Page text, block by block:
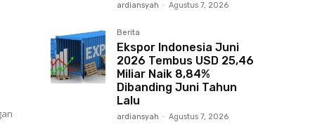
ardiansyah - Agustus 7, 2026
Berita
Ekspor Indonesia Juni
2026 Tembus USD 25,46
Miliar Naik 8,84%
Dibanding Juni Tahun
Lalu
ardiansyah - Agustus 7, 2026